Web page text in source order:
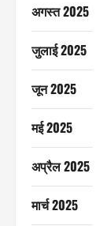
अगस्त 2025
जुलाई 2025
जून 2025
मई 2025
अप्रैल 2025
मार्च 2025